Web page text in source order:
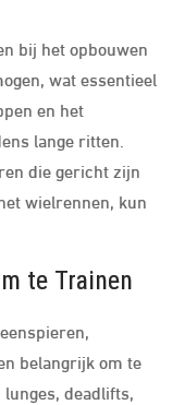
bij het opbouwen
wat essentieel
en het
lange ritten.
die gericht zijn
wielrennen, kun
te Trainen
belangrijk om te
deadlifts,